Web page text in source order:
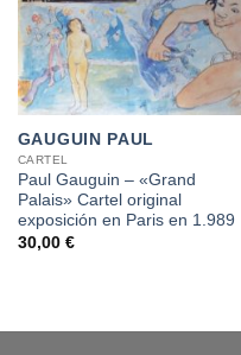
GAUGUIN PAUL
CARTEL
Paul Gauguin – «Grand
Palais» Cartel original
exposición en Paris en 1.989
30,00 €